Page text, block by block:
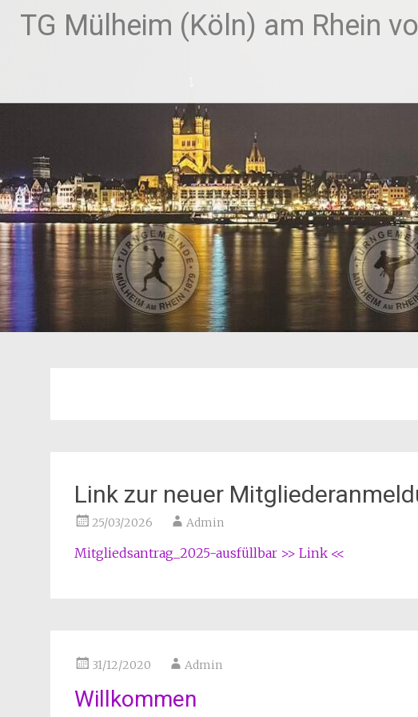
TG Mülheim (Köln) am Rhein
Link zur neuer
25/03/2026 Admin
Mitgliedsantrag_2025-ausfüllbar >> Link <<
31/12/2020 Admin
Willkommen